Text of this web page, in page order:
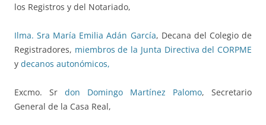
los Registros y del Notariado,
Ilma. Sra María Emilia Adán García, Decana del Colegio de
Registradores, miembros de la Junta Directiva del CORPME
y decanos autonómicos,
Excmo. Sr don Domingo Martínez Palomo, Secretario
General de la Casa Real,